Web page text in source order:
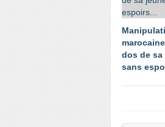
dos de sa
sans